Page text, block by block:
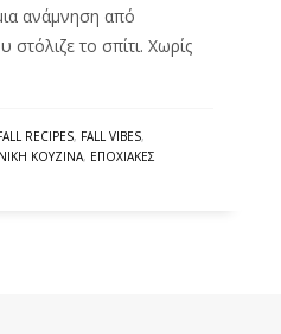
ανάμνηση από
το σπίτι. Χωρίς
RECIPES, FALL VIBES,
ΚΟΥΖΊΝΑ, ΕΠΟΧΙΑΚΈΣ